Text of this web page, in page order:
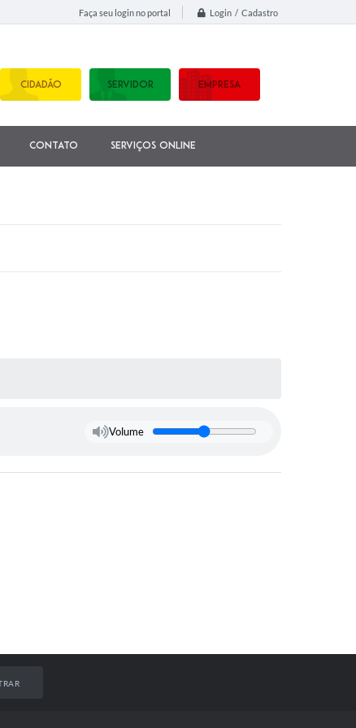
Faça seu login no portal Login / Cadastro
CIDADÃO SERVIDOR EMPRESA
Contato Serviços Online
Volume